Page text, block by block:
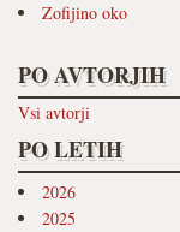
Zofijino oko
PO AVTORJIH
Vsi avtorji
PO LETIH
2026
2025